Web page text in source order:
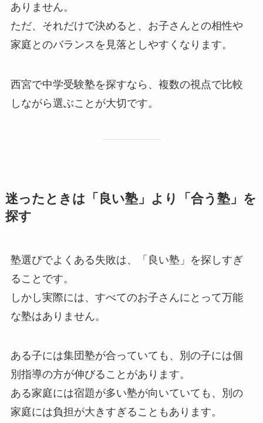
ありません。
ただ、それだけで決めると、お子さんとの相性や
家庭とのバランスを見落としやすくなります。
西宮で中学受験塾を探すなら、複数の視点で比較
しながら選ぶことが大切です。
迷ったときは「良い塾」より「合う塾」を
探す
塾選びでよくある失敗は、「良い塾」を探しすぎ
ることです。
しかし実際には、すべてのお子さんにとって万能
な塾はありません。
ある子には集団塾が合っていても、別の子には個
別指導の方が伸びることがあります。
ある家庭には宿題が多い塾が向いていても、別の
家庭には負担が大きすぎることもあります。